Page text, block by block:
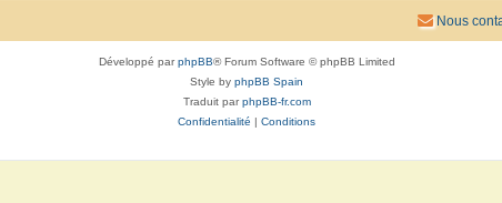
Nous
Développé parphpBB® Forum Software © phpBB Limited
Style by phpBB Spain
Traduit parphpBB-fr.com
Confidentialité
Conditions